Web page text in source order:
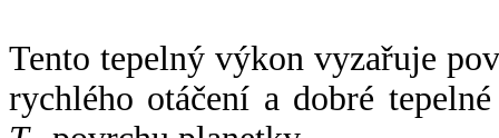
Tento tepelný výkon vyzařuje
rychlého otáčení a dobré